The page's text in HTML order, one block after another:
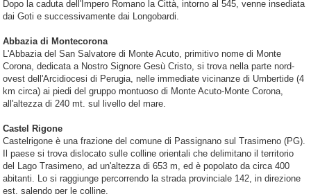
Dopo la caduta dell'Impero Romano la Città, intorno al 545, venne insediata
dai Goti e successivamente dai Longobardi.
Abbazia di Montecorona
L'Abbazia del San Salvatore di Monte Acuto, primitivo nome di Monte
Corona, dedicata a Nostro Signore Gesù Cristo, si trova nella parte nord-
ovest dell'Arcidiocesi di Perugia, nelle immediate vicinanze di Umbertide (4
km circa) ai piedi del gruppo montuoso di Monte Acuto-Monte Corona,
all'altezza di 240 mt. sul livello del mare.
Castel Rigone
Castelrigone è una frazione del comune di Passignano sul Trasimeno (PG).
Il paese si trova dislocato sulle colline orientali che delimitano il territorio
del Lago Trasimeno, ad un'altezza di 653 m, ed è popolato da circa 400
abitanti. Lo si raggiunge percorrendo la strada provinciale 142, in direzione
est, salendo per le colline.